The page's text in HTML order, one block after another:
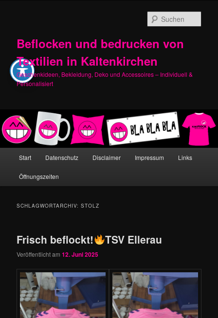
Beflocken und bedrucken von
Textilien in Kaltenkirchen
Geschenkideen, Bekleidung, Deko und Accessoires – Individuell &
Personalisiert
Start Datenschutz Disclaimer Impressum Links
Öffnungszeiten
SCHLAGWORTARCHIV:STOLZ
Frisch beflockt! TSV Ellerau
Veröffentlicht am12. Juni 2025